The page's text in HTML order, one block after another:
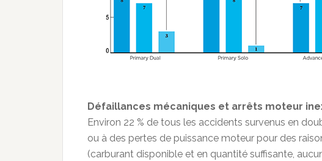
Défaillances mécaniques et arrêts moteur
Environ 22 % de tous les accidents survenus en
ou à des pertes de puissance moteur pour des
(carburant disponible et en quantité suffisante,